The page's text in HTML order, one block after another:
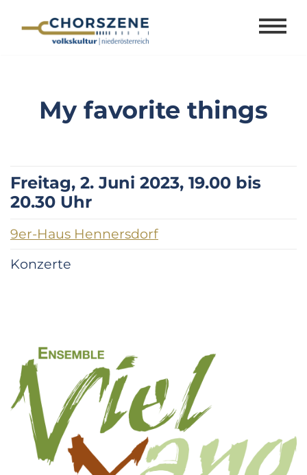
My favorite things
Freitag, 2. Juni 2023, 19.00 bis
20.30 Uhr
9er-Haus Hennersdorf
Konzerte